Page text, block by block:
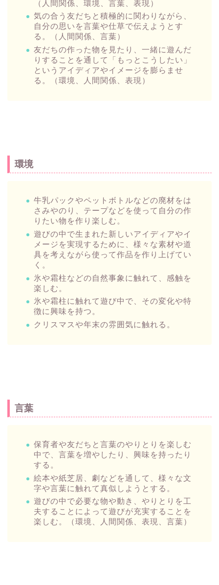
（人間関係、環境、言葉、表現）
気の合う友だちと積極的に関わりながら、
自分の思いを言葉や仕草で伝えようとす
る。（人間関係、言葉）
友だちの作った物を見たり、一緒に遊んだ
りすることを通して「もっとこうしたい」
というアイディアやイメージを膨らませ
る。（環境、人間関係、表現）
環境
牛乳パックやペットボトルなどの廃材をは
さみやのり、テープなどを使って自分の作
りたい物を作り楽しむ。
遊びの中で生まれた新しいアイディアやイ
メージを実現するために、様々な素材や道
具を考えながら使って作品を作り上げてい
く。
氷や霜柱などの自然事象に触れて、感触を
楽しむ。
氷や霜柱に触れて遊び中で、その変化や特
徴に興味を持つ。
クリスマスや年末の雰囲気に触れる。
言葉
保育者や友だちと言葉のやりとりを楽しむ
中で、言葉を増やしたり、興味を持ったり
する。
絵本や紙芝居、劇などを通して、様々な文
字や言葉に触れて真似しようとする。
遊びの中で必要な物や動き、やりとりを工
夫することによって遊びが充実することを
楽しむ。（環境、人間関係、表現、言葉）